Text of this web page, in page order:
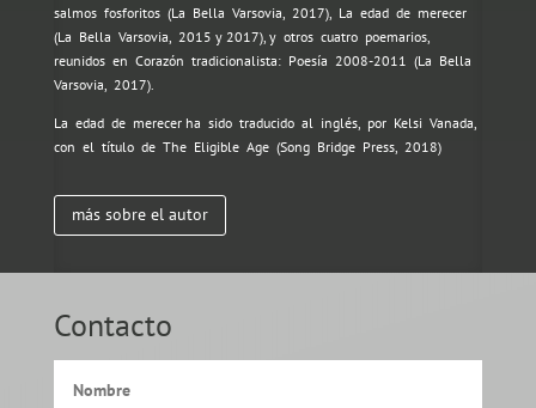
salmos fosforitos (La Bella Varsovia, 2017), La edad de merecer
(La Bella Varsovia, 2015 y 2017), y otros cuatro poemarios,
reunidos en Corazón tradicionalista: Poesía 2008-2011 (La Bella
Varsovia, 2017).
La edad de merecer ha sido traducido al inglés, por Kelsi Vanada,
con el título de The Eligible Age (Song Bridge Press, 2018)
más sobre el autor
Contacto